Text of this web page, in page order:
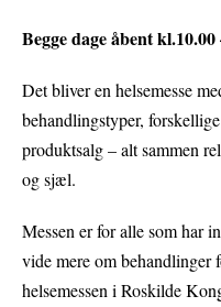
Begge dage åbent kl.10.00
Det bliver en helsemesse
behandlingstyper,
produktsalg – alt sammen
og sjæl.
Messen er for alle som har
vide mere om
helsemessen i Roskilde